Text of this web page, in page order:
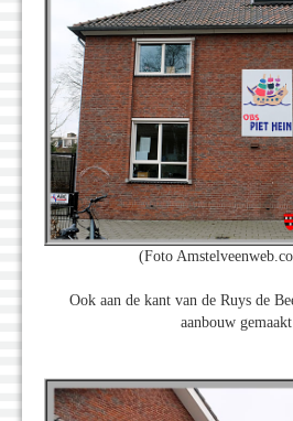
(Foto
Ook aan de kant van de Ruys de
aanbouw